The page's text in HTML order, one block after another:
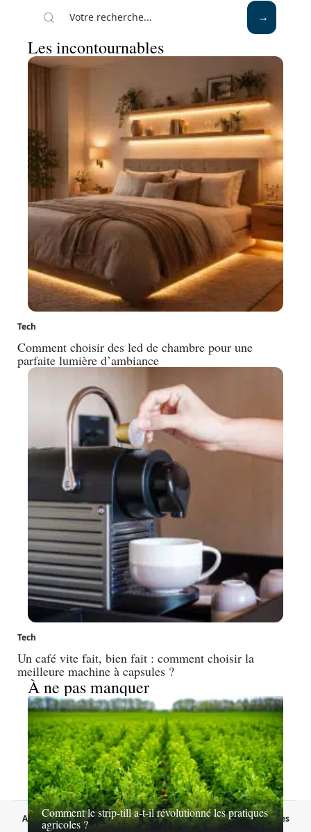
Les incontournables
Tech
Comment choisir des led de chambre pour une
parfaite lumière d’ambiance
Tech
Un café vite fait, bien fait : comment choisir la
meilleure machine à capsules ?
À ne pas manquer
Comment le strip-till a-t-il révolutionné les pratiques
agricoles ?
A propos Contact Proposer un article
Mentions légales